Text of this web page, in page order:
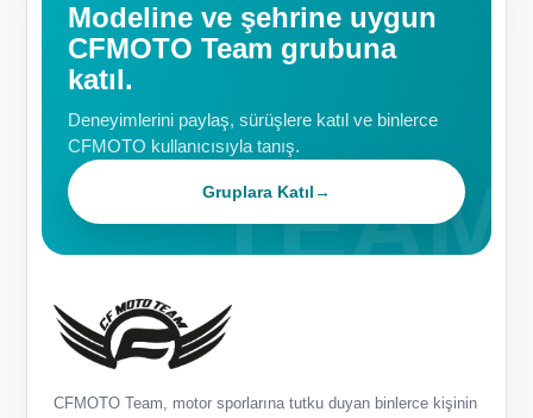
Modeline ve şehrine uygun
CFMOTO Team grubuna
katıl.
Deneyimlerini paylaş, sürüşlere katıl ve binlerce
CFMOTO kullanıcısıyla tanış.
Gruplara Katıl→
CFMOTO Team, motor sporlarına tutku duyan binlerce kişinin